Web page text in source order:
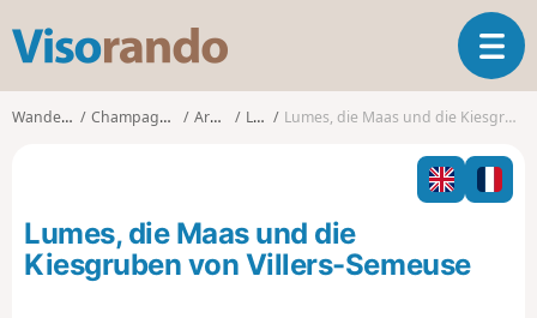
s
o
T
o
g
l
n
Wanderungen Champagne-Ardenne Ardennes Lumes Lumes, die Maas und die Kiesgruben von Villers-Semeuse
Lumes, die Maas und die
Kiesgruben von Villers-Semeuse